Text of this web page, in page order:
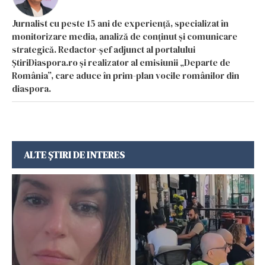
Jurnalist cu peste 15 ani de experiență, specializat în
monitorizare media, analiză de conținut și comunicare
strategică. Redactor-șef adjunct al portalului
ȘtiriDiaspora.ro și realizator al emisiunii „Departe de
România”, care aduce în prim-plan vocile românilor din
diaspora.
ALTE ȘTIRI DE INTERES